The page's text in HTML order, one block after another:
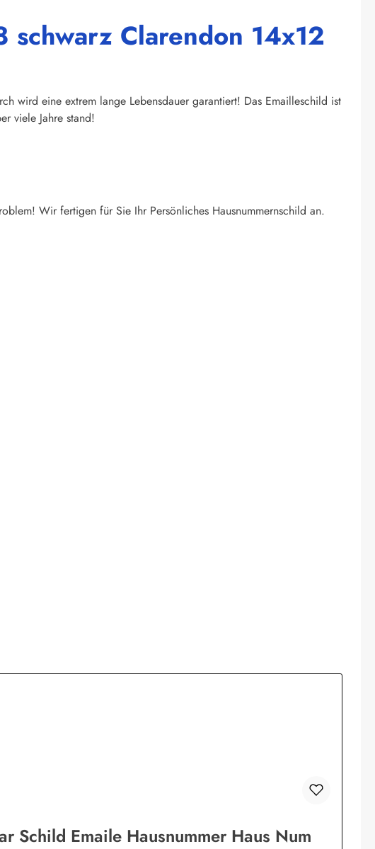
Clarendon 14x12
wird eine extrem lange Lebensdauer garantiert! Das Emailleschild ist
viele Jahre stand!
Wir fertigen für Sie Ihr Persönliches Hausnummernschild an.
Schild Emaile Hausnummer Haus Num